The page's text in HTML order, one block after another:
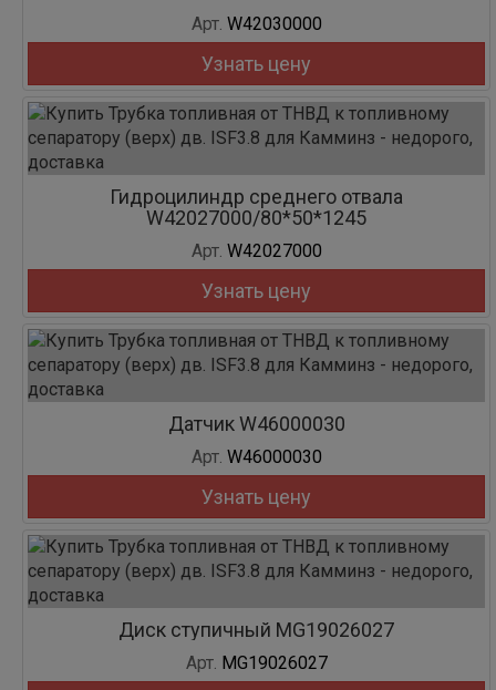
Арт. W42030000
Узнать цену
Гидроцилиндр среднего отвала
W42027000/80*50*1245
Арт. W42027000
Узнать цену
Датчик W46000030
Арт. W46000030
Узнать цену
Диск ступичный MG19026027
Арт. MG19026027